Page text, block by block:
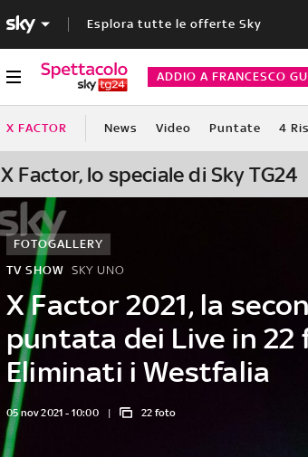
Esplora tutte le offerte Sky
ADDIO A FRANCESCO
X FACTOR News Video Puntate 4
X Factor, lo speciale di Sky TG24
X Factor 2021, la
puntata dei Live in 22
Eliminati i Westfalia
TV SHOW
FOTOGALLERY
SKY UNO
05 nov 2021 - 10:00 22 foto